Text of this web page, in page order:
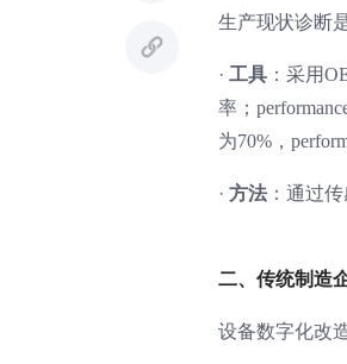
生产现状诊断
· 工具：采用
率；
为70%，
· 方法：通过传
二、传统制造
设备数字化改